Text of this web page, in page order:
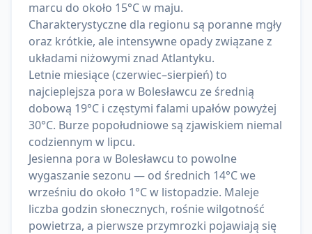
marcu do około 15°C w maju.
Charakterystyczne dla regionu są poranne mgły
oraz krótkie, ale intensywne opady związane z
układami niżowymi znad Atlantyku.
Letnie miesiące (czerwiec–sierpień) to
najcieplejsza pora w Bolesławcu ze średnią
dobową 19°C i częstymi falami upałów powyżej
30°C. Burze popołudniowe są zjawiskiem niemal
codziennym w lipcu.
Jesienna pora w Bolesławcu to powolne
wygaszanie sezonu — od średnich 14°C we
wrześniu do około 1°C w listopadzie. Maleje
liczba godzin słonecznych, rośnie wilgotność
powietrza, a pierwsze przymrozki pojawiają się